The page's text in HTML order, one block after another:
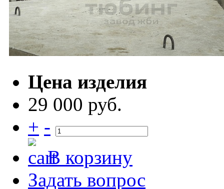
Цена изделия
29 000 руб.
+ -
В корзину
Задать вопрос